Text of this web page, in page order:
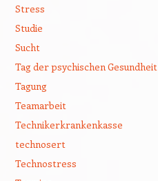
Stress
Studie
Sucht
Tag der psychischen Gesundheit
Tagung
Teamarbeit
Technikerkrankenkasse
technosert
Technostress